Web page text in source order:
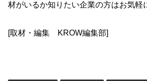
材がいるか知りたい企業の方はお気軽
[取材・編集 KROW編集部]